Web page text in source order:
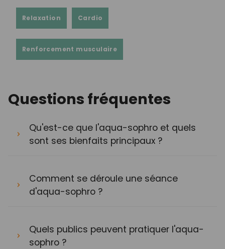
Relaxation Cardio
Renforcement musculaire
Questions fréquentes
Qu'est-ce que l'aqua-sophro et quels
sont ses bienfaits principaux ?
Comment se déroule une séance
d'aqua-sophro ?
Quels publics peuvent pratiquer l'aqua-
sophro ?